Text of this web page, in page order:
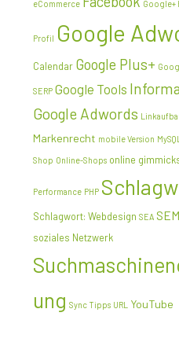
eCommerce Google+
Profil Google
Calendar Google Plus+
SERP Google Tools
Google Adwords
Markenrecht mobile Version MySQL
Shop Online-Shops online
Performance PHP
Schlagwort: Webdesign SEA SEM
soziales Netzwerk
ung Sync Tipps URL YouTube